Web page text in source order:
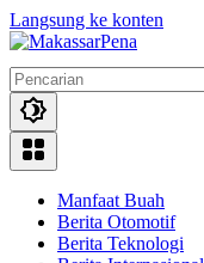
Langsung ke konten
Manfaat Buah
Berita Otomotif
Berita Teknologi